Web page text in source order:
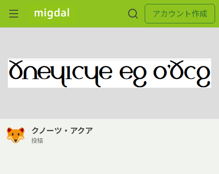
アカウント作成
クノーツ・アクア
投稿